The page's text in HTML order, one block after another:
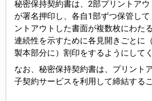
秘密保持契約書は、2部プリントア
が署名押印し、各自1部ずつ保管して
ントアウトした書面が複数枚にわた
連続性を示すために各見開きごとに
製本部分に）割印をするようにしてく
なお、秘密保持契約書は、プリント
子契約サービスを利用して締結する